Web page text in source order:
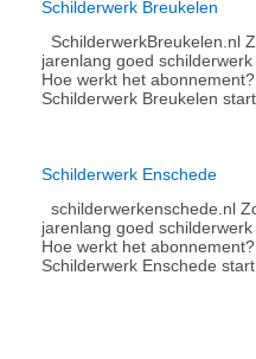
Schilderwerk Breukelen
SchilderwerkBreukelen.nl
jarenlang goed
Hoe werkt het
Schilderwerk Breukelen
Schilderwerk Enschede
schilderwerkenschede.nl
jarenlang goed
Hoe werkt het
Schilderwerk Enschede